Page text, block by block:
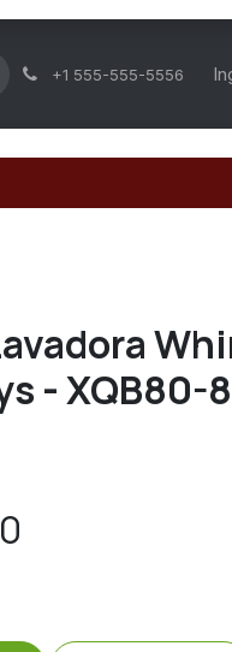
Tickets Activos
+1 555-555-5556
- XQB80-